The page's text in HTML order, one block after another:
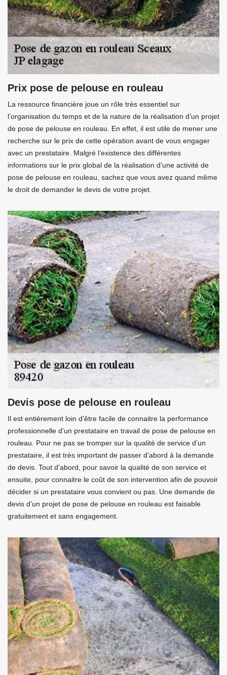
Prix pose de pelouse en rouleau
La ressource financière joue un rôle très essentiel sur
l’organisation du temps et de la nature de la réalisation d’un projet
de pose de pelouse en rouleau. En effet, il est utile de mener une
recherche sur le prix de cette opération avant de vous engager
avec un prestataire. Malgré l’existence des différentes
informations sur le prix global de la réalisation d’une activité de
pose de pelouse en rouleau, sachez que vous avez quand même
le droit de demander le devis de votre projet.
Devis pose de pelouse en rouleau
Il est entièrement loin d’être facile de connaitre la performance
professionnelle d’un prestataire en travail de pose de pelouse en
rouleau. Pour ne pas se tromper sur la qualité de service d’un
prestataire, il est très important de passer d’abord à la demande
de devis. Tout d’abord, pour savoir la qualité de son service et
ensuite, pour connaitre le coût de son intervention afin de pouvoir
décider si un prestataire vous convient ou pas. Une demande de
devis d’un projet de pose de pelouse en rouleau est faisable
gratuitement et sans engagement.